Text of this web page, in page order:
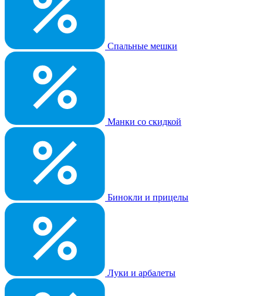
Спальные мешки
Манки со скидкой
Бинокли и прицелы
Луки и арбалеты